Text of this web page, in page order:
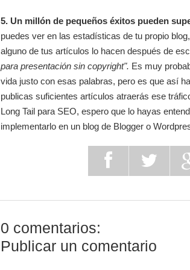
5. Un millón de pequeños éxitos pueden
puedes ver en las estadísticas de tu propio
alguno de tus artículos lo hacen después de
para presentación sin copyright". Es muy
vida justo con esas palabras, pero es que así
publicas suficientes artículos atraerás ese
Long Tail para SEO, espero que lo hayas
implementarlo en un blog de Blogger o
0 comentarios:
Publicar un comentario